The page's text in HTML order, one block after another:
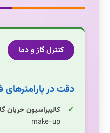
کنترل گاز و دما
دقت در پارامترهای
کالیبراسیون جریان
make-up